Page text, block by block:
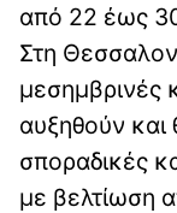
από 22 έως
Στη
μεσημβρινές
αυξηθούν
σποραδικές
με βελτίωση